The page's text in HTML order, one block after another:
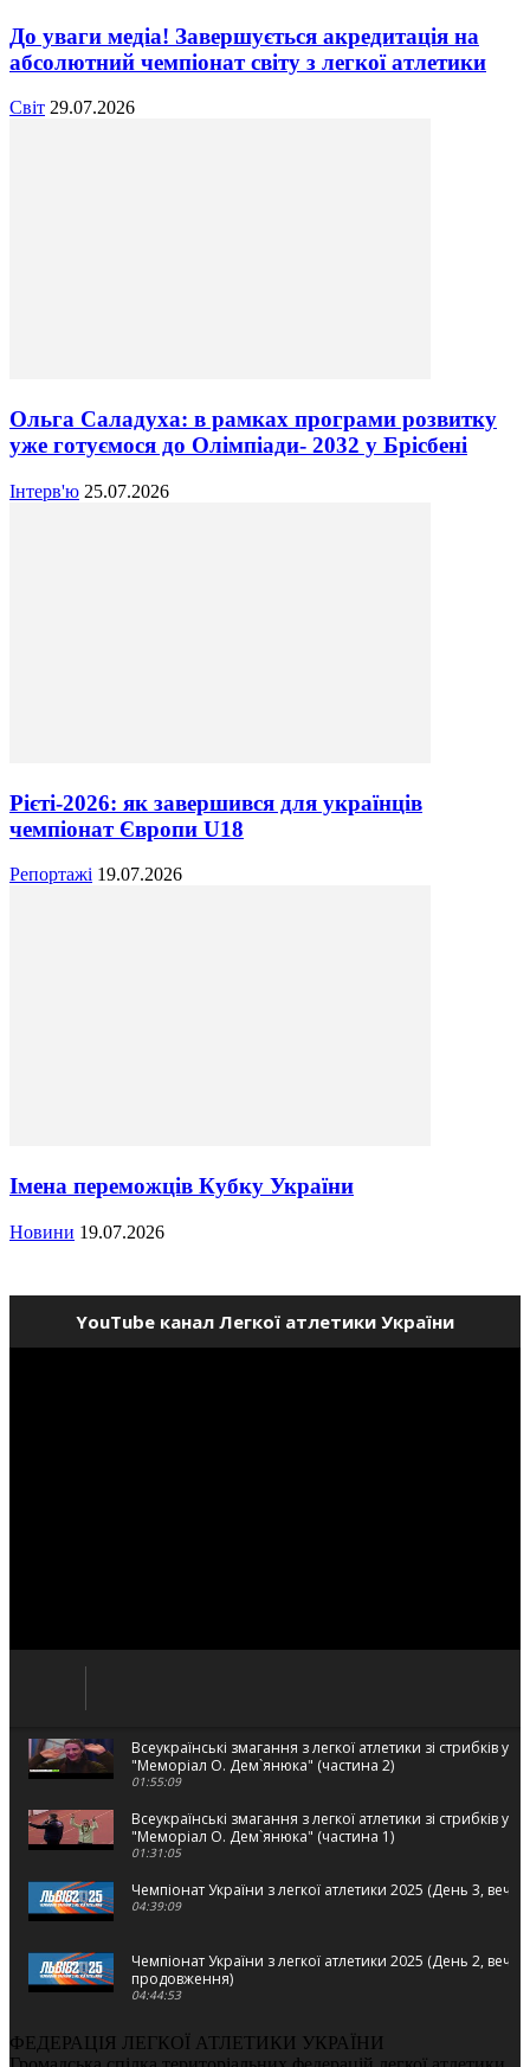
До уваги медіа! Завершується акредитація на
абсолютний чемпіонат світу з легкої атлетики
Світ 29.07.2026
Ольга Саладуха: в рамках програми розвитку
уже готуємося до Олімпіади- 2032 у Брісбені
Інтерв'ю 25.07.2026
Рієті-2026: як завершився для українців
чемпіонат Європи U18
Репортажі 19.07.2026
Імена переможців Кубку України
Новини 19.07.2026
YouTube канал Легкої атлетики України
Всеукраїнські змагання з легкої атлетики зі стрибків у
"Меморіал О. Дем`янюка" (частина 2)
01:55:09
Всеукраїнські змагання з легкої атлетики зі стрибків у
"Меморіал О. Дем`янюка" (частина 1)
01:31:05
Чемпіонат України з легкої атлетики 2025 (День 3,
04:39:09
Чемпіонат України з легкої атлетики 2025 (День 2,
продовження)
04:44:53
Чемпіонат України з легкої атлетики 2025 (День 2,
02:22:26
ФЕДЕРАЦІЯ ЛЕГКОЇ АТЛЕТИКИ УКРАЇНИ